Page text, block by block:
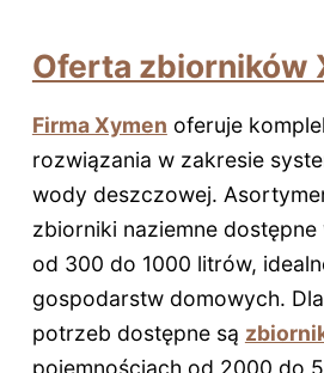
Oferta zbiorników
Firma Xymen oferuje
rozwiązania w zakresie
wody deszczowej.
zbiorniki naziemne
od 300 do 1000 litrów,
gospodarstw domowych.
potrzeb dostępne są